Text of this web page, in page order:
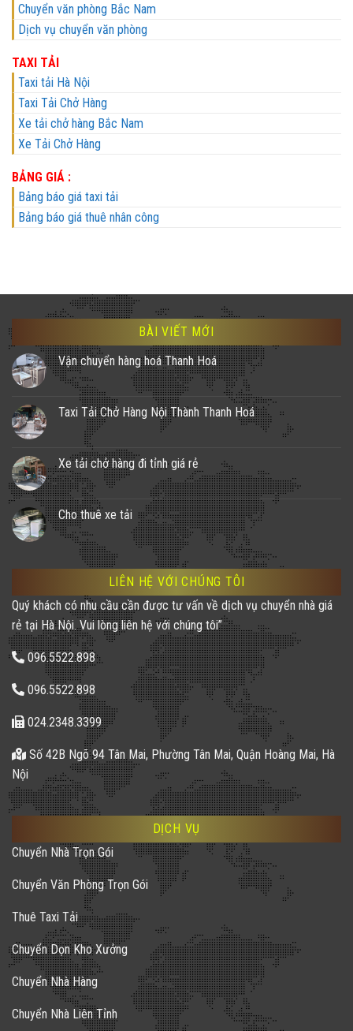
Chuyển văn phòng Bắc Nam
Dịch vụ chuyển văn phòng
TAXI TẢI
Taxi tải Hà Nội
Taxi Tải Chở Hàng
Xe tải chở hàng Bắc Nam
Xe Tải Chở Hàng
BẢNG GIÁ :
Bảng báo giá taxi tải
Bảng báo giá thuê nhân công
BÀI VIẾT MỚI
Vận chuyển hàng hoá Thanh Hoá
Taxi Tải Chở Hàng Nội Thành Thanh Hoá
Xe tải chở hàng đi tỉnh giá rẻ
Cho thuê xe tải
LIÊN HỆ VỚI CHÚNG TÔI
Quý khách có nhu cầu cần được tư vấn về dịch vụ chuyển nhà giá
rẻ tại Hà Nội. Vui lòng liên hệ với chúng tôi”
096.5522.898
096.5522.898
024.2348.3399
Số 42B Ngõ 94 Tân Mai, Phường Tân Mai, Quận Hoàng Mai, Hà
Nội
DỊCH VỤ
Chuyển Nhà Trọn Gói
Chuyển Văn Phòng Trọn Gói
Thuê Taxi Tải
Chuyển Dọn Kho Xưởng
Chuyển Nhà Hàng
Chuyển Nhà Liên Tỉnh